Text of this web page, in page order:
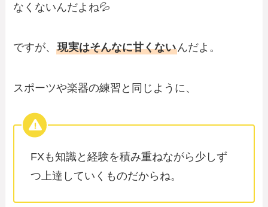
なくないんだよね💦
ですが、現実はそんなに甘くないんだよ。
スポーツや楽器の練習と同じように、
FXも知識と経験を積み重ねながら少しず
つ上達していくものだからね。